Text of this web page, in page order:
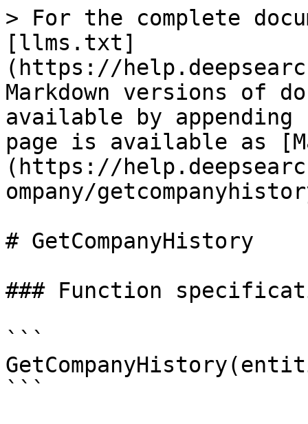
> For the complete
[llms.txt]
(https://
Markdown versions of
available by
page is available as
(https://
ompany/
# GetCompanyHistory
### Function
```
```